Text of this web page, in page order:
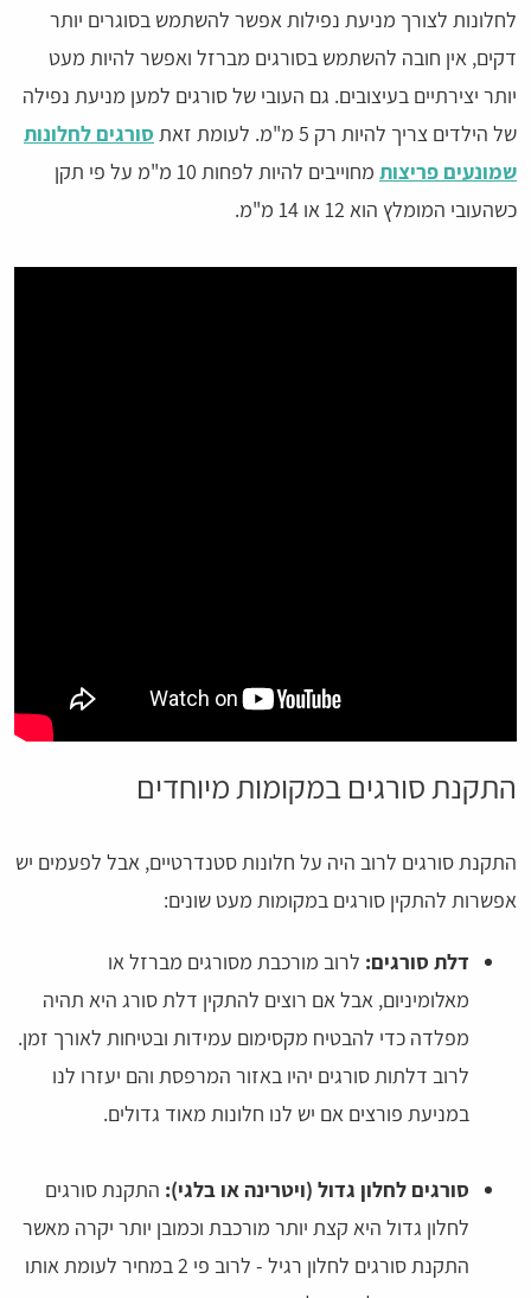
לחלונות לצורך מניעת נפילות אפשר להשתמש בסוגרים יותר
דקים, אין חובה להשתמש בסורגים מברזל ואפשר להיות מעט
יותר יצירתיים בעיצובים. גם העובי של סורגים למען מניעת נפילה
של הילדים צריך להיות רק 5 מ"מ. לעומת זאת
סורגים לחלונות
שמונעים פריצות
מחוייבים להיות לפחות 10 מ"מ על פי תקן
כשהעובי המומלץ הוא 12 או 14 מ"מ.
התקנת סורגים במקומות מיוחדים
התקנת סורגים לרוב היה על חלונות סטנדרטיים, אבל לפעמים יש
אפשרות להתקין סורגים במקומות מעט שונים:
דלת סורגים: לרוב מורכבת מסורגים מברזל או
מאלומיניום, אבל אם רוצים להתקין דלת סורג היא תהיה
מפלדה כדי להבטיח מקסימום עמידות ובטיחות לאורך זמן.
לרוב דלתות סורגים יהיו באזור המרפסת והם יעזרו לנו
במניעת פורצים אם יש לנו חלונות מאוד גדולים.
סורגים לחלון גדול (ויטרינה או בלגי): התקנת סורגים
לחלון גדול היא קצת יותר מורכבת וכמובן יותר יקרה מאשר
התקנת סורגים לחלון רגיל - לרוב פי 2 במחיר לעומת אותו